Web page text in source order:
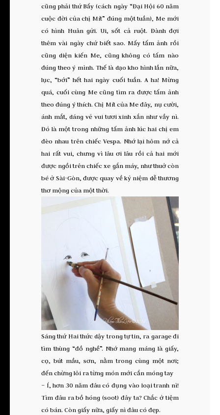
cũng phải thứ Bẩy (cách ngày “Đại Hội 60 năm
cuộc đời của chị Mít” đúng một tuần), Me mới
có hình Huân gửi. Ui, sốt cả ruột. Đành đợi
thêm vài ngày chứ biết sao. Mấy tấm ảnh rồi
cũng diện kiến Me, cũng không có tấm nào
đúng theo ý mình. Thế là dạo kho hình lần nữa,
lục, “bới” hết hai ngày cuối tuần. A ha! Mừng
quá, cuối cùng Me cũng tìm ra được tấm ảnh
theo đúng ý thích. Chị Mít của Me đây, nụ cười,
ánh mắt, dáng vẻ vui tươi xinh xắn như vầy nì.
Đó là một trong những tấm ảnh lúc hai chị em
đèo nhau trên chiếc Vespa. Nhớ lại hôm nớ cả
hai rất vui, chưng vì lâu ơi lâu rồi cả hai mới
được ngồi trên chiếc xe gắn máy, như thuở còn
bé ở Sài-Gòn, được quay về kỷ niệm dễ thương
thơ mộng của một thời.
Sáng thứ Hai thức dậy trong tự tin, ra garage đi
tìm thùng “đồ nghề”. Nhớ mang máng là giấy,
cọ, bút mầu, sơn, nằm trong cùng một nơi;
đến chừng lôi ra từng món mới cắn móng tay
– Í, hơn 30 năm đâu có đụng vào loại tranh nì!
Tìm đâu ra bồ hóng (soot) đây ta? Chắc ở tiệm
có bán. Còn giấy nữa, giấy nì đâu có đẹp.